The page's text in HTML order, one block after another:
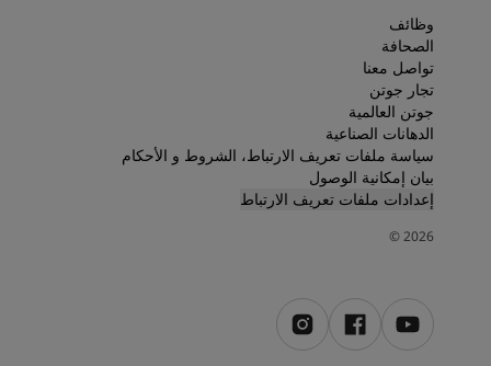
وظائف
الصحافة
تواصل معنا
تجار جوتن
جوتن العالمية
الدهانات الصناعية
سياسة ملفات تعريف الارتباط، الشروط و الأحكام
بيان إمكانية الوصول
إعدادات ملفات تعريف الارتباط
2026
©